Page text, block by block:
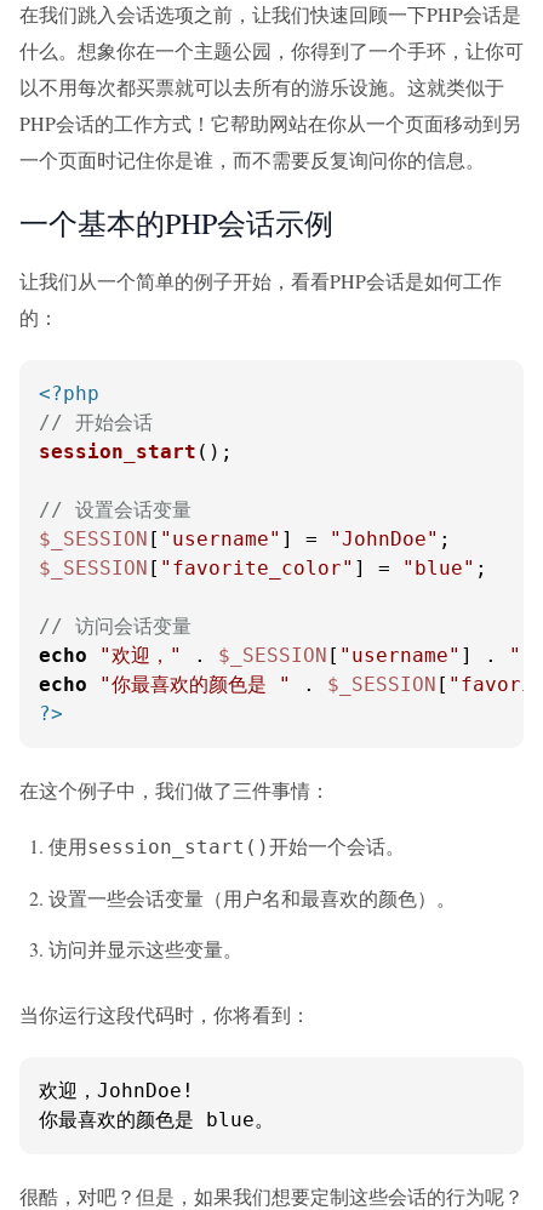
在我们跳入会话选项之前，让我们快速回顾一下PHP会话是
什么。想象你在一个主题公园，你得到了一个手环，让你可
以不用每次都买票就可以去所有的游乐设施。这就类似于
PHP会话的工作方式！它帮助网站在你从一个页面移动到另
一个页面时记住你是谁，而不需要反复询问你的信息。
一个基本的PHP会话示例
让我们从一个简单的例子开始，看看PHP会话是如何工作
的：
<?php
// 开始会话
session_start ();
// 设置会话变量
$_SESSION [ "username" ] = "JohnDoe"
$_SESSION [ "favorite_color" ] = "blue" ;
// 访问会话变量
echo
"欢迎，" . $_SESSION [ "username" ] .
echo
"你最喜欢的颜色是 " . $_SESSION [
?>
在这个例子中，我们做了三件事情：
使用session_start()开始一个会话。
设置一些会话变量（用户名和最喜欢的颜色）。
访问并显示这些变量。
当你运行这段代码时，你将看到：
欢迎，JohnDoe!
你最喜欢的颜色是 blue。
很酷，对吧？但是，如果我们想要定制这些会话的行为呢？